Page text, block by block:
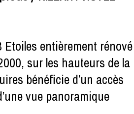
Etoiles entièrement rénové
sur les hauteurs de la
bénéficie d’un accès
vue panoramique